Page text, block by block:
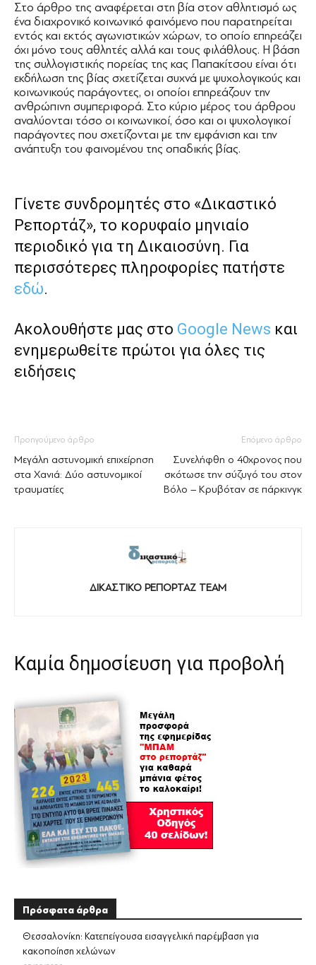
Στο άρθρο της αναφέρεται στη βία στον αθλητισμό ως
ένα διαχρονικό κοινωνικό φαινόμενο που παρατηρείται
εντός και εκτός αγωνιστικών χώρων, το οποίο επηρεάζει
όχι μόνο τους αθλητές αλλά και τους φιλάθλους. Η βάση
της συλλογιστικής πορείας της κας Παπακίτσου είναι ότι
εκδήλωση της βίας σχετίζεται συχνά με ψυχολογικούς και
κοινωνικούς παράγοντες, οι οποίοι επηρεάζουν την
ανθρώπινη συμπεριφορά. Στο κύριο μέρος του άρθρου
αναλύονται τόσο οι κοινωνικοί, όσο και οι ψυχολογικοί
παράγοντες που σχετίζονται με την εμφάνιση και την
ανάπτυξη του φαινομένου της οπαδικής βίας.
Γίνετε συνδρομητές στο «Δικαστικό
Ρεπορτάζ», το κορυφαίο μηνιαίο
περιοδικό για τη Δικαιοσύνη. Για
περισσότερες πληροφορίες πατήστε
εδώ.
Ακολουθήστε μας στο Google News και
ενημερωθείτε πρώτοι για όλες τις
ειδήσεις
Προηγούμενο άρθρο
Μεγάλη αστυνομική επιχείρηση
στα Χανιά: Δύο αστυνομικοί
τραυματίες
Επόμενο άρθρο
Συνελήφθη ο 40χρονος που
σκότωσε την σύζυγό του στον
Βόλο – Κρυβόταν σε πάρκινγκ
ΔΙΚΑΣΤΙΚΟ ΡΕΠΟΡΤΑΖ TEAM
Καμία δημοσίευση για προβολή
Πρόσφατα άρθρα
Θεσσαλονίκη: Κατεπείγουσα εισαγγελική παρέμβαση για
κακοποίηση χελώνων